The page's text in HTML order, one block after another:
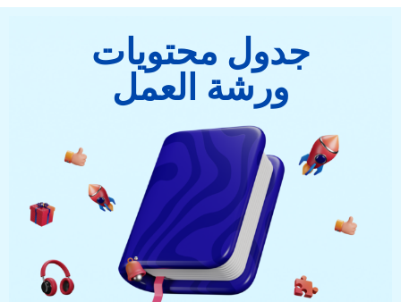
جدول محتويات
ورشة العمل